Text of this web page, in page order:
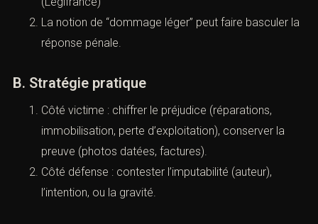
(Infractions pénales : comprendre,
qualifier, se défendre (Paris)
La destruction / dégradation / détérioration
expertises, vidéos, témoins. La qualification dépend
aussi de l’intention,
du danger, du contexte (réunion, incendie, biens publics,